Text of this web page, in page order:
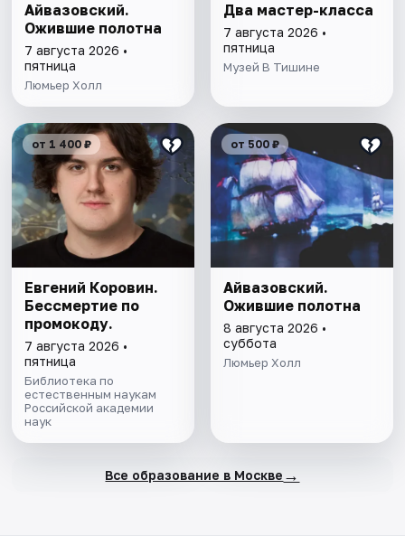
Айвазовский.
Ожившие полотна
7 августа 2026 •
пятница
Люмьер Холл
Два мастер-класса
7 августа 2026 •
пятница
Музей В Тишине
от 1 400 ₽
Евгений Коровин.
Бессмертие по
промокоду.
7 августа 2026 •
пятница
Библиотека по
естественным наукам
Российской академии
наук
от 500 ₽
Айвазовский.
Ожившие полотна
8 августа 2026 •
суббота
Люмьер Холл
Все образование в Москве →